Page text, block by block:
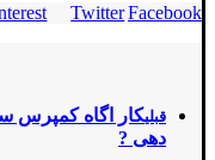
Facebook
Twitter
قبلی
دهی ?